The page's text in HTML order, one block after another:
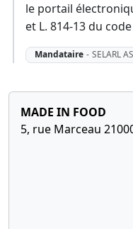
le portail
et L. 814-13 du
Mandataire - SELARL
MADE IN FOOD
5, rue Marceau